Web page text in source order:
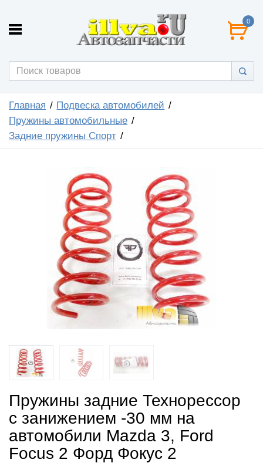
0
Главная
Подвеска автомобилей
Пружины автомобильные
Задние пружины Спорт
Пружины задние Технорессор
с занижением -30 мм на
автомобили Mazda 3, Ford
Focus 2 Форд Фокус 2